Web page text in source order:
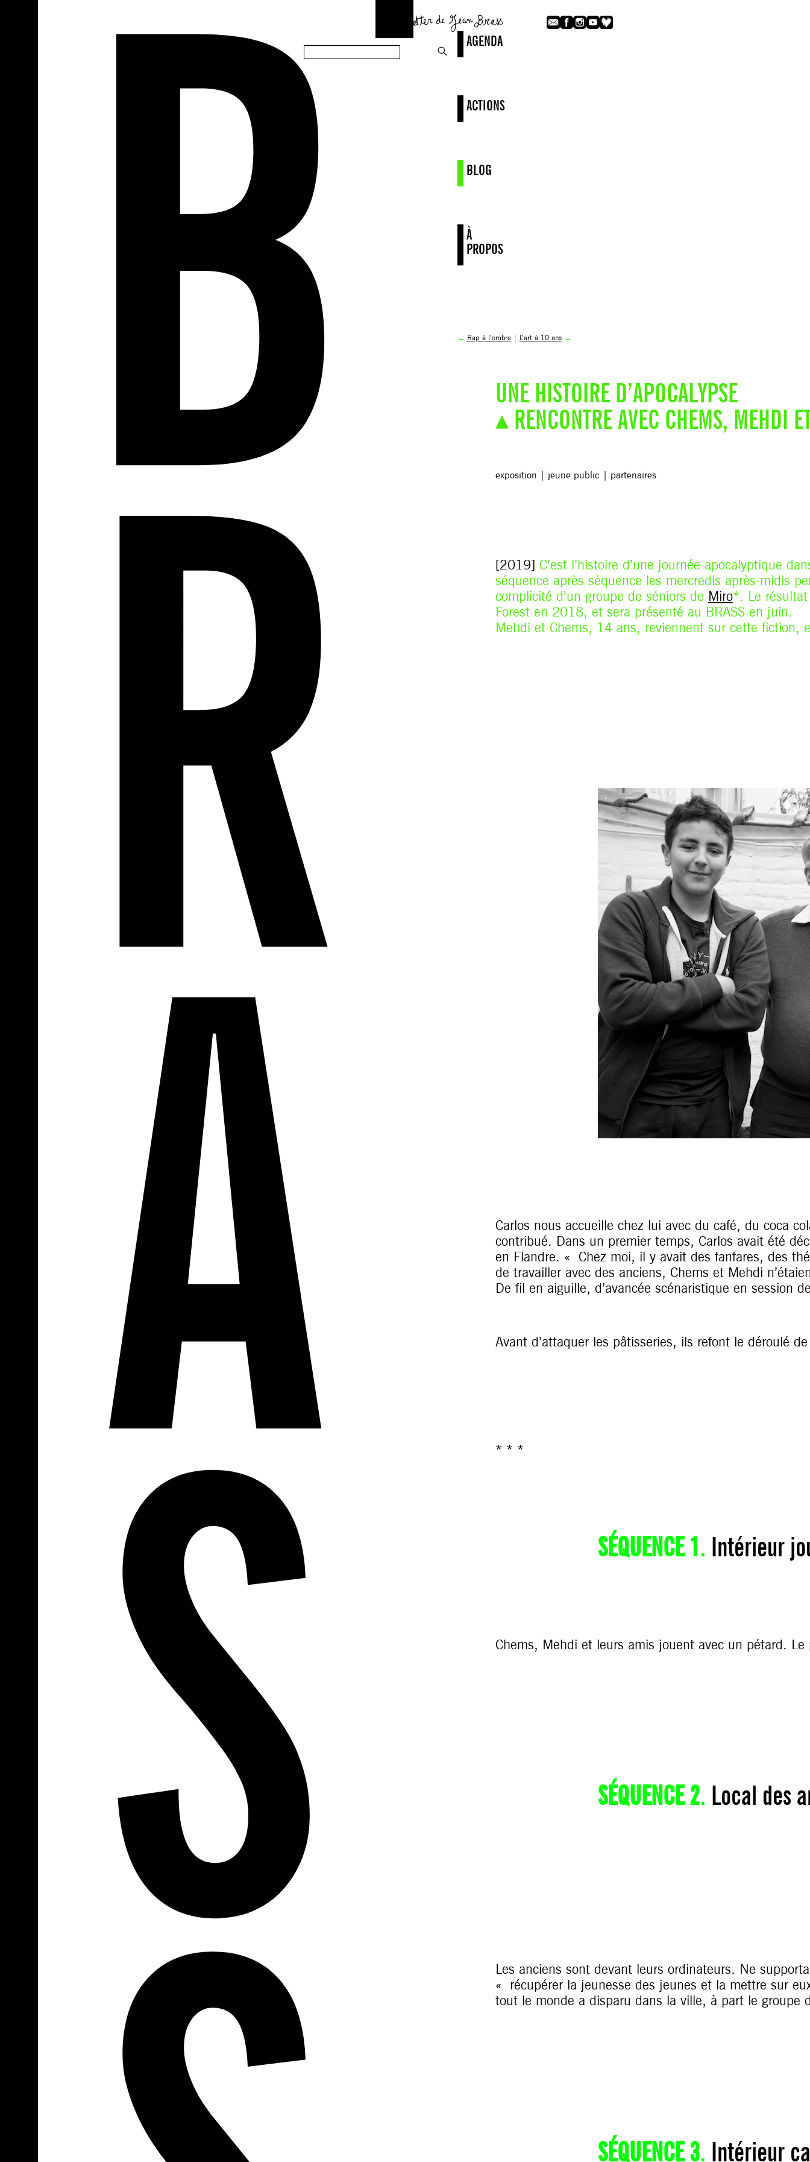
AGENDA
ACTIONS
BLOG
À
PROPOS
← Rap à l’ombre| L’art à 10 ans→
UNE HISTOIRE D’APOCALYPSE
▴ RENCONTRE AVEC CHEMS, MEHDI
exposition | jeune public | partenaires
[2019] C’est l’histoire d’une journée apocalyptique
séquence après séquence les mercredis après-midis
complicité d’un groupe de séniors de Miro*. Le
Forest en 2018, et sera présenté au BRASS en juin.
Mehdi et Chems, 14 ans, reviennent sur cette fiction,
Carlos nous accueille chez lui avec du café, du coca
contribué. Dans un premier temps, Carlos avait été
en Flandre. « Chez moi, il y avait des fanfares, des
de travailler avec des anciens, Chems et Mehdi
De fil en aiguille, d’avancée scénaristique en session
Avant d’attaquer les pâtisseries, ils refont le déroulé
* * *
SÉQUENCE 1. Intérieur
Chems, Mehdi et leurs amis jouent avec un pétard.
SÉQUENCE 2. Local des
Les anciens sont devant leurs ordinateurs. Ne
« récupérer la jeunesse des jeunes et la mettre sur
tout le monde a disparu dans la ville, à part le groupe
SÉQUENCE 3. Intérieur